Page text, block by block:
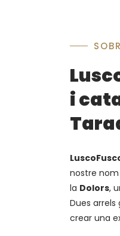
i
nostre
la Dolors,
Dues arrels
crear una